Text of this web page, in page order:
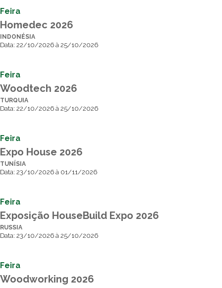
Feira
Homedec 2026
INDONÉSIA
Data: 22/10/2026 à 25/10/2026
Feira
Woodtech 2026
TURQUIA
Data: 22/10/2026 à 25/10/2026
Feira
Expo House 2026
TUNÍSIA
Data: 23/10/2026 à 01/11/2026
Feira
Exposição HouseBuild Expo 2026
RUSSIA
Data: 23/10/2026 à 25/10/2026
Feira
Woodworking 2026